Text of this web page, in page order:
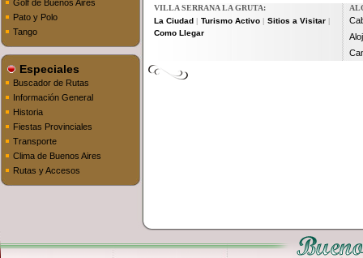
Golf de Buenos Aires
Pato y Polo
Tango
Especiales
Buscador de Rutas
Información General
Historia
Fiestas Provinciales
Transporte
Clima de Buenos Aires
Rutas y Accesos
VILLA SERRANA LA GRUTA:
La Ciudad
Turismo Activo Sitios a Visitar
Como Llegar